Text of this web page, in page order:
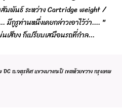
มพันธ์ ระหว่าง Cartridge weight /
กูรูท่านหนึ่งเคยกล่าวเอาไว้ว่า.... "
เสียง ก็เปรียบเสมือนรถที่กำล...
ถ.จตุรทิศ แขวงบางกะปิ เขตห้วยขวาง กรุงเทพ